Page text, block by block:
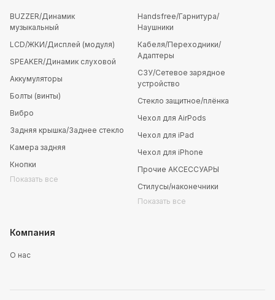
BUZZER/Динамик
музыкальный
LCD/ЖКИ/Дисплей (модуля)
SPEAKER/Динамик слуховой
Аккумуляторы
Болты (винты)
Вибро
Задняя крышка/Заднее стекло
Камера задняя
Кнопки
Показать все
Handsfree/Гарнитура/
Наушники
Кабеля/Переходники/
Адаптеры
СЗУ/Сетевое зарядное
устройство
Стекло защитное/плёнка
Чехол для AirPods
Чехол для iPad
Чехол для iPhone
Прочие АКСЕССУАРЫ
Стилусы/наконечники
Показать все
Компания
О нас